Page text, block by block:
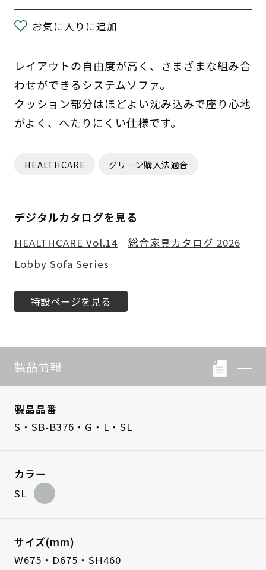
お気に入りに追加
レイアウトの自由度が高く、さまざまな組み合
わせができるシステムソファ。
クッション部分はほどよい沈み込みで座り心地
がよく、へたりにくい仕様です。
HEALTHCARE グリーン購入法適合
デジタルカタログを見る
HEALTHCARE Vol.14
総合家具カタログ 2026
Lobby Sofa Series
特設ページを見る
製品情報
製品品番
S・SB-B376・G・L・SL
カラー
SL
サイズ(mm)
W675・D675・SH460